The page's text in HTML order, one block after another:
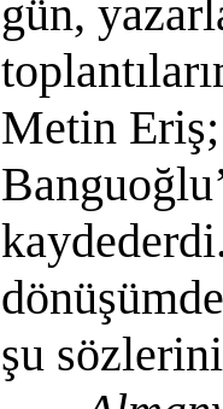
gün,
Metin
şu